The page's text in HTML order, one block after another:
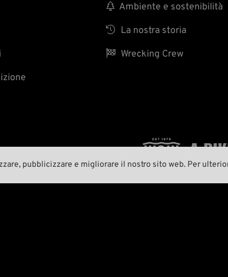
pubblicizzare e migliorare il nostro sito web. Per
 Ambiente e sostenibilità
 La nostra storia
 Wrecking Crew
A